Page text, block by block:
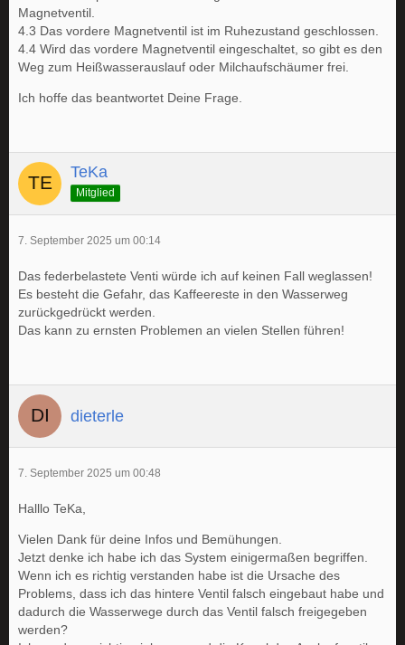
Magnetventil.
4.3 Das vordere Magnetventil ist im Ruhezustand geschlossen.
4.4 Wird das vordere Magnetventil eingeschaltet, so gibt es den
Weg zum Heißwasserauslauf oder Milchaufschäumer frei.
Ich hoffe das beantwortet Deine Frage.
TeKa
Mitglied
7. September 2025 um 00:14
Das federbelastete Venti würde ich auf keinen Fall weglassen!
Es besteht die Gefahr, das Kaffeereste in den Wasserweg
zurückgedrückt werden.
Das kann zu ernsten Problemen an vielen Stellen führen!
dieterle
7. September 2025 um 00:48
Halllo TeKa,
Vielen Dank für deine Infos und Bemühungen.
Jetzt denke ich habe ich das System einigermaßen begriffen.
Wenn ich es richtig verstanden habe ist die Ursache des
Problems, dass ich das hintere Ventil falsch eingebaut habe und
dadurch die Wasserwege durch das Ventil falsch freigegeben
werden?